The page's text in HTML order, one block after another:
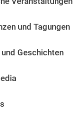
und Tagungen
Geschichten